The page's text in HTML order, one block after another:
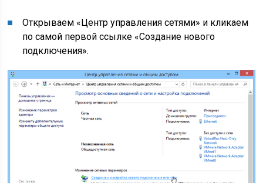
Открываем «Центр управления сетями» и кликаем
по самой первой ссылке «Создание нового
подключения».